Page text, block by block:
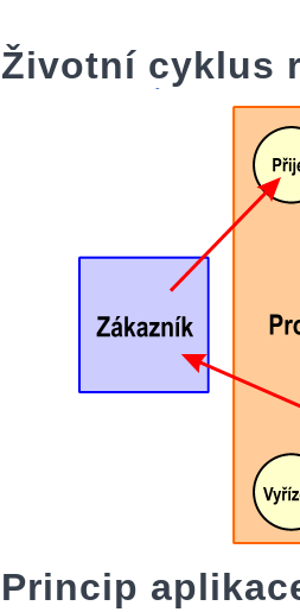
Životní cyklus
Princip